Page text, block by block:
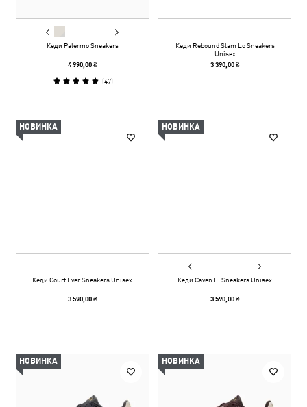
Кеди Palermo Sneakers
4 990,00 ₴
(47)
Кеди Rebound Slam Lo Sneakers
Unisex
3 390,00 ₴
НОВИНКА
Кеди Court Ever Sneakers Unisex
3 590,00 ₴
НОВИНКА
Кеди Caven III Sneakers Unisex
3 590,00 ₴
НОВИНКА НОВИНКА